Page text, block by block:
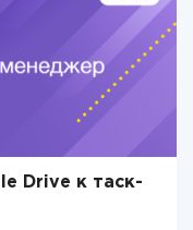
Drive к таск-